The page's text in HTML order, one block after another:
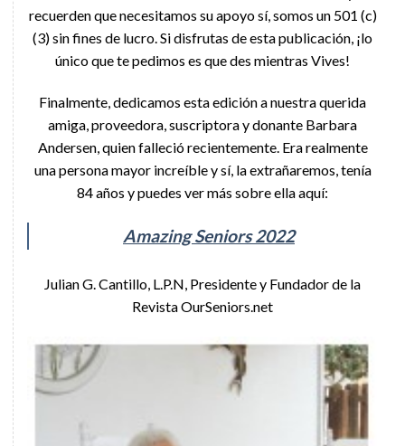
recuerden que necesitamos su apoyo sí, somos un 501 (c)
(3) sin fines de lucro. Si disfrutas de esta publicación, ¡lo
único que te pedimos es que des mientras Vives!
Finalmente, dedicamos esta edición a nuestra querida
amiga, proveedora, suscriptora y donante Barbara
Andersen, quien falleció recientemente. Era realmente
una persona mayor increíble y sí, la extrañaremos, tenía
84 años y puedes ver más sobre ella aquí:
Amazing Seniors 2022
Julian G. Cantillo, L.P.N, Presidente y Fundador de la
Revista OurSeniors.net